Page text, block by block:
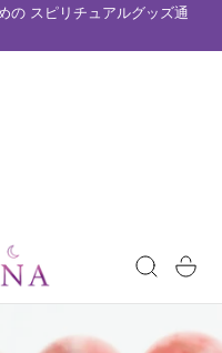
の スピリチュアルグッズ通
ー